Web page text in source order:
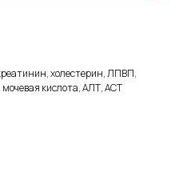
холестерин, ЛПВП,
кислота, АЛТ, АСТ